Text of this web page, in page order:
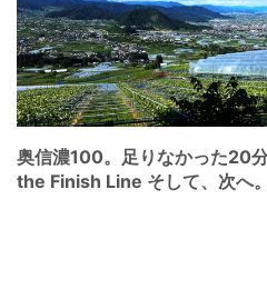
奥信濃100。足りなかった20
the Finish Line そして、次へ